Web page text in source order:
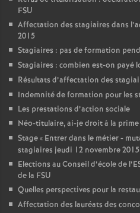
FSU
Affectation des stagiaires dans
2015
Stagiaires : pas de formation
Stagiaires : combien est-on payé
Résultats d’affectation des
Indemnité de formation pour les
Les prestations d’action sociale
Néo-titulaire, ai-je droit à la
Stage « Entrer dans le métier -
stagiaires jeudi 12 novembre 2015
Elections au Conseil d’école de
de la FSU
Quelles perspectives pour la
Affectation des lauréats des